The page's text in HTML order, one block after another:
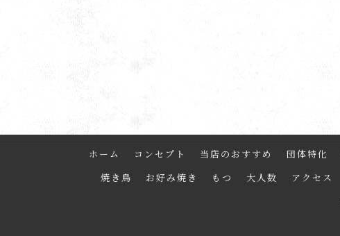
ホーム コンセプト 当店のおすすめ 団体特化
焼き鳥
お好み焼き もつ 大人数 アクセス